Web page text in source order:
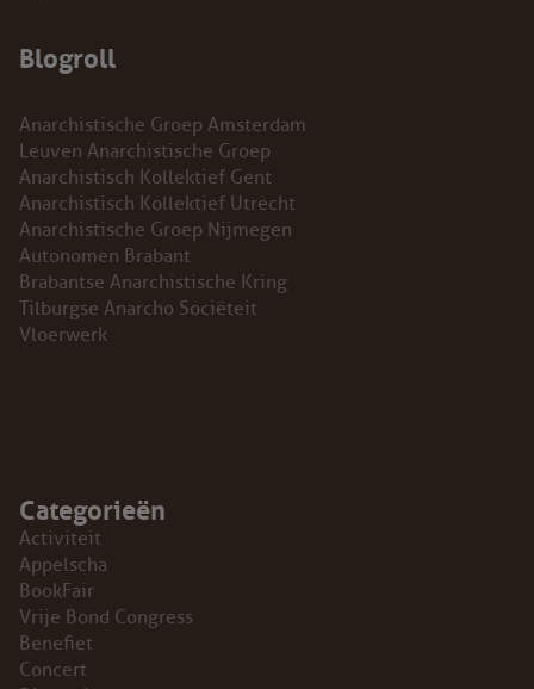
Blogroll
Anarchistische Groep Amsterdam
Leuven Anarchistische Groep
Anarchistisch Kollektief Gent
Anarchistisch Kollektief Utrecht
Anarchistische Groep Nijmegen
Autonomen Brabant
Brabantse Anarchistische Kring
Tilburgse Anarcho Sociëteit
Vloerwerk
Categorieën
Activiteit
Appelscha
BookFair
Vrije Bond Congress
Benefiet
Concert